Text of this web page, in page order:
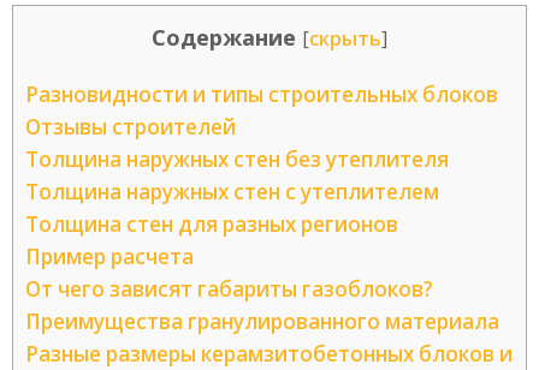
Содержание [скрыть]
Разновидности и типы строительных блоков
Отзывы строителей
Толщина наружных стен без утеплителя
Толщина наружных стен с утеплителем
Толщина стен для разных регионов
Пример расчета
От чего зависят габариты газоблоков?
Преимущества гранулированного материала
Разные размеры керамзитобетонных блоков и